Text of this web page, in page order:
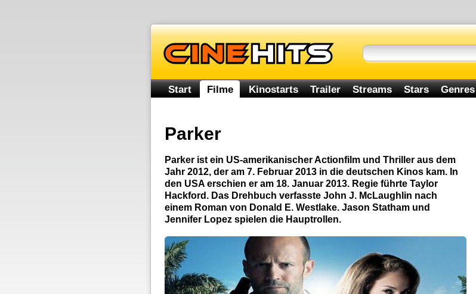
Start Filme Kinostarts Trailer Streams Stars Genres
Parker
Parker ist ein US-amerikanischer Actionfilm und Thriller aus dem
Jahr 2012, der am 7. Februar 2013 in die deutschen Kinos kam. In
den USA erschien er am 18. Januar 2013. Regie führte Taylor
Hackford. Das Drehbuch verfasste John J. McLaughlin nach
einem Roman von Donald E. Westlake. Jason Statham und
Jennifer Lopez spielen die Hauptrollen.